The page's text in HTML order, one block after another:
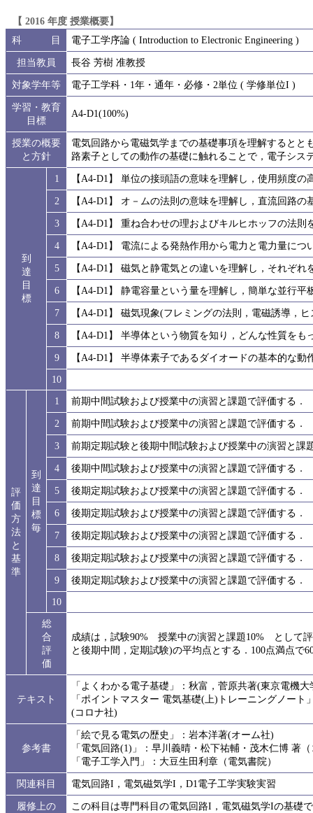
【 2016 年度 授業概要】
科 目
電子工学序論 ( Introduction to Electronic Engineering )
担当教員
長谷 芳樹 准教授
対象学年等
電子工学科・1年・通年・必修・2単位 ( 学修単位I )
学習・教育
目標
A4-D1(100%)
授業の概要
と方針
電気回路から電磁気学までの基礎事項を理解すると
路素子としての動作の基礎に触れることで，電子シス
到
達
目
標
1
【A4-D1】 単位の接頭語の意味を理解し，使用頻度
2
【A4-D1】 オ－ムの法則の意味を理解し，直流回路の
3
【A4-D1】 重ね合わせの理およびキルヒホッフの法
4
【A4-D1】 電流による発熱作用から電力と電力量に
5
【A4-D1】 磁気と静電気との違いを理解し，それぞ
6
【A4-D1】 静電容量という量を理解し，簡単な並行
7
【A4-D1】 磁気現象(フレミングの法則，電磁誘導，
8
【A4-D1】 半導体という物質を知り，どんな性質をも
9
【A4-D1】 半導体素子であるダイオードの基本的な動
10
評
価
方
法
と
基
準
到
達
目
標
毎
1
前期中間試験および授業中の演習と課題で評価する．
2
前期中間試験および授業中の演習と課題で評価する．
3
前期定期試験と後期中間試験および授業中の演習と課
4
後期中間試験および授業中の演習と課題で評価する．
5
後期定期試験および授業中の演習と課題で評価する．
6
後期定期試験および授業中の演習と課題で評価する．
7
後期定期試験および授業中の演習と課題で評価する．
8
後期定期試験および授業中の演習と課題で評価する．
9
後期定期試験および授業中の演習と課題で評価する．
10
総
合
評
価
成績は，試験90% 授業中の演習と課題10% として
と後期中間，定期試験)の平均点とする．100点満点で
テキスト
「よくわかる電子基礎」：秋富，菅原共著(東京電機
「ポイントマスター 電気基礎(上)トレーニングノー
(コロナ社)
参考書
「絵で見る電気の歴史」：岩本洋著(オーム社)
「電気回路(1)」：早川義晴・松下祐輔・茂木仁博 著
「電子工学入門」：大豆生田利章（電気書院）
関連科目
電気回路I，電気磁気学I，D1電子工学実験実習
履修上の
この科目は専門科目の電気回路I，電気磁気学Iの基礎